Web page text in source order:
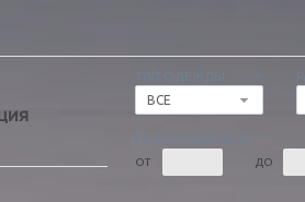
ВСЕ
ОТ ДО